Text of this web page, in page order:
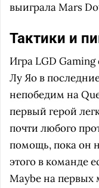
выиграла Mars
Тактики и
Игра LGD Gaming
Лу Яо в
непобедим на
первый герой
почти любого
помощь, пока он
этого в команде
Maybe на первых